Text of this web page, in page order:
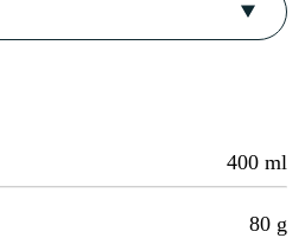
400 ml
80 g